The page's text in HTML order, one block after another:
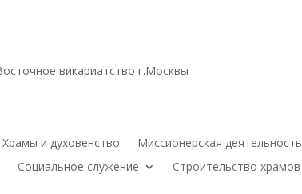
викариатство г.Москвы
Храмы и духовенство Миссионерская деятельность
Социальное служение Строительство храмов